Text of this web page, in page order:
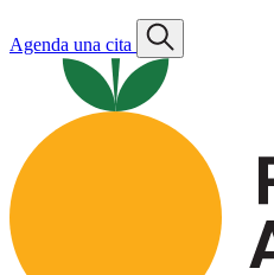
Agenda una cita